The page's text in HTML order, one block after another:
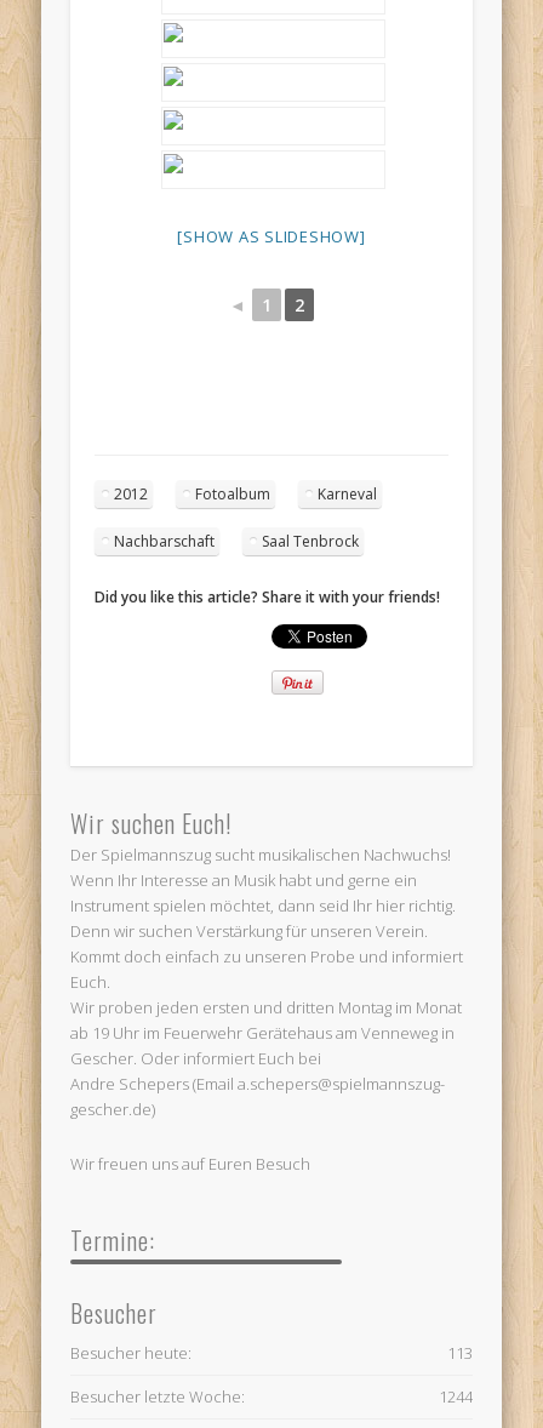
[SHOW AS SLIDESHOW]
◄ 1 2
2012 Fotoalbum Karneval
Nachbarschaft Saal Tenbrock
Did you like this article? Share it with your friends!
Wir suchen Euch!
Der Spielmannszug sucht musikalischen Nachwuchs!
Wenn Ihr Interesse an Musik habt und gerne ein
Instrument spielen möchtet, dann seid Ihr hier richtig.
Denn wir suchen Verstärkung für unseren Verein.
Kommt doch einfach zu unseren Probe und informiert
Euch.
Wir proben jeden ersten und dritten Montag im Monat
ab 19 Uhr im Feuerwehr Gerätehaus am Venneweg in
Gescher. Oder informiert Euch bei
Andre Schepers (Email a.schepers@spielmannszug-
gescher.de)
Wir freuen uns auf Euren Besuch
Termine:
Besucher
113
Besucher heute:
1244
Besucher letzte Woche: